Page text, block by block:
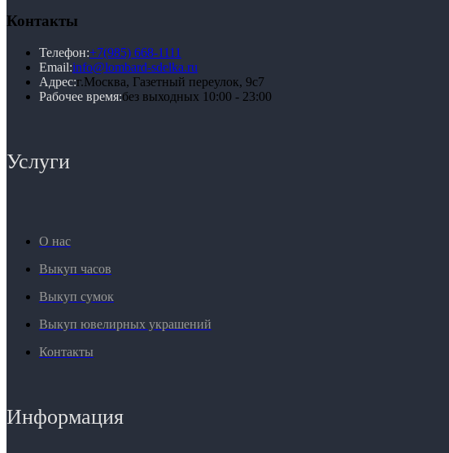
Контакты
Телефон:+7(985) 668-1111
Email:info@lombard-sdelka.ru
Адрес:г.Москва, Газетный переулок, 9с7
Рабочее время:без выходных 10:00 - 23:00
Услуги
О нас
Выкуп часов
Выкуп сумок
Выкуп ювелирных украшений
Контакты
Информация